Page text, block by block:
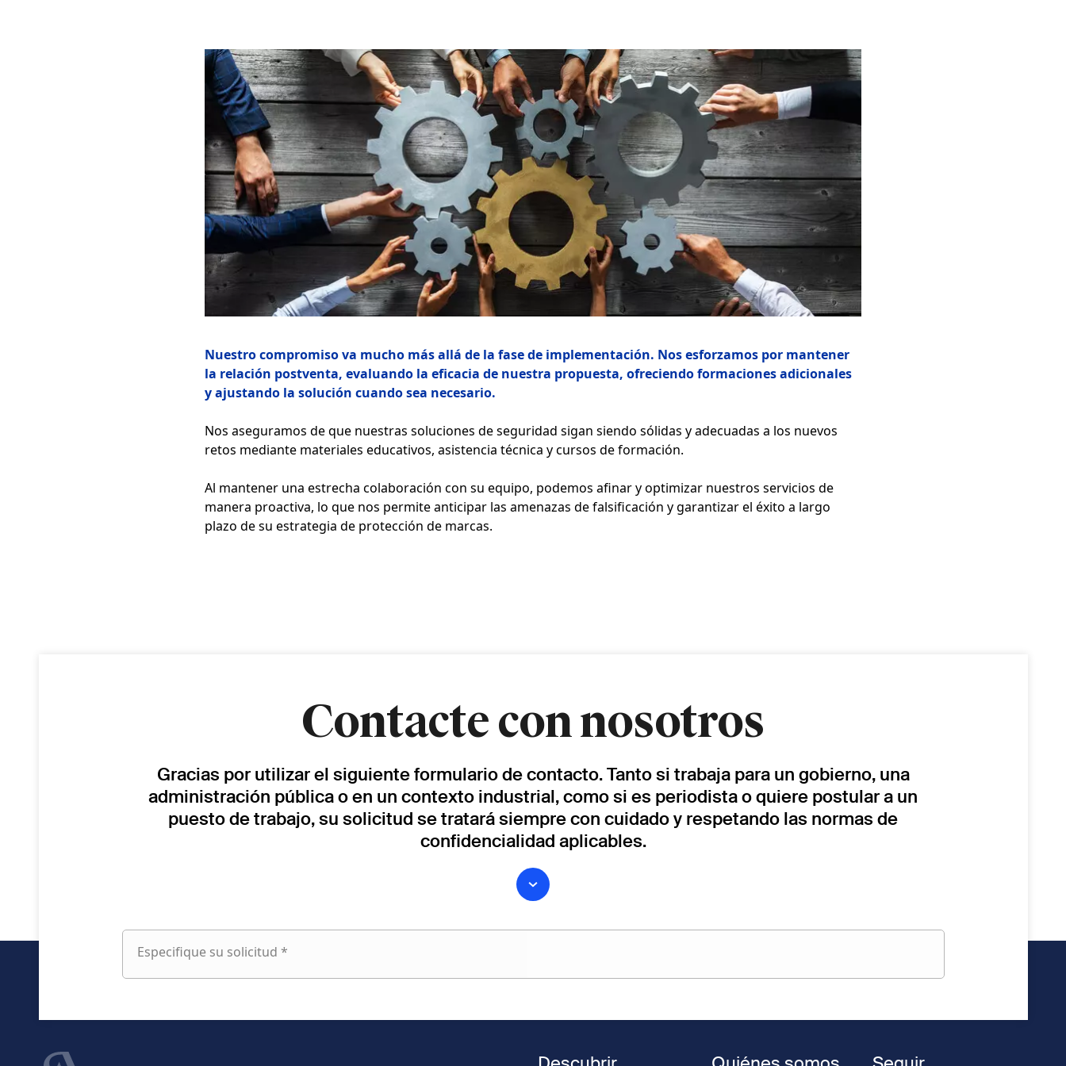
Imagen
Nuestro compromiso va mucho más allá de la fase de implementación. Nos esforzamos por mantener
la relación postventa, evaluando la eficacia de nuestra propuesta, ofreciendo formaciones adicionales
y ajustando la solución cuando sea necesario.
Nos aseguramos de que nuestras soluciones de seguridad sigan siendo sólidas y adecuadas a los nuevos
retos mediante materiales educativos, asistencia técnica y cursos de formación.
Al mantener una estrecha colaboración con su equipo, podemos afinar y optimizar nuestros servicios de
manera proactiva, lo que nos permite anticipar las amenazas de falsificación y garantizar el éxito a largo
plazo de su estrategia de protección de marcas.
Contacte con nosotros
Gracias por utilizar el siguiente formulario de contacto. Tanto si trabaja para un gobierno, una
administración pública o en un contexto industrial, como si es periodista o quiere postular a un
puesto de trabajo, su solicitud se tratará siempre con cuidado y respetando las normas de
confidencialidad aplicables.
Especifique su solicitud *
Especifique